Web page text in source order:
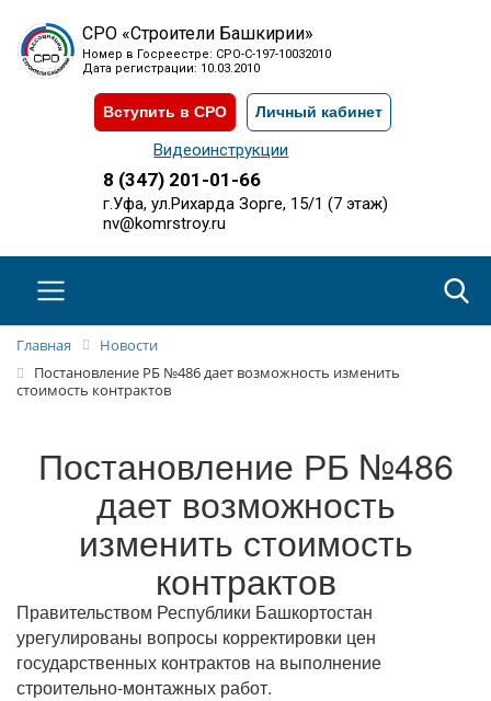
СРО «Строители Башкирии»
Номер в Госреестре: СРО-С-197-10032010
Дата регистрации: 10.03.2010
Вступить в СРО Личный кабинет
Видеоинструкции
8 (347) 201-01-66
г.Уфа, ул.Рихарда Зорге, 15/1 (7 этаж)
nv@komrstroy.ru
Главная
Новости
Постановление РБ №486 дает возможность изменить
стоимость контрактов
Постановление РБ №486
дает возможность
изменить стоимость
контрактов
Правительством Республики Башкортостан
урегулированы вопросы корректировки цен
государственных контрактов на выполнение
строительно-монтажных работ.